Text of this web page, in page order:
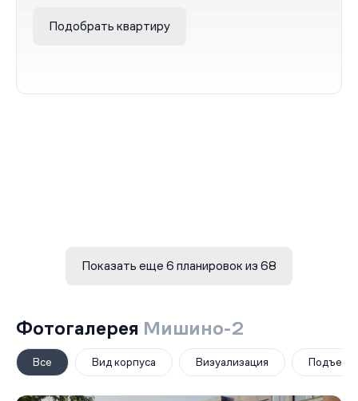
Подобрать квартиру
Показать еще 6 планировок из 68
Фотогалерея Мишино-2
Все Вид корпуса Визуализация Подъезд